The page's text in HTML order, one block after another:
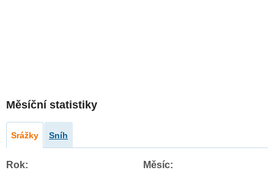
Měsíční statistiky
Srážky Sníh
Rok: Měsíc: